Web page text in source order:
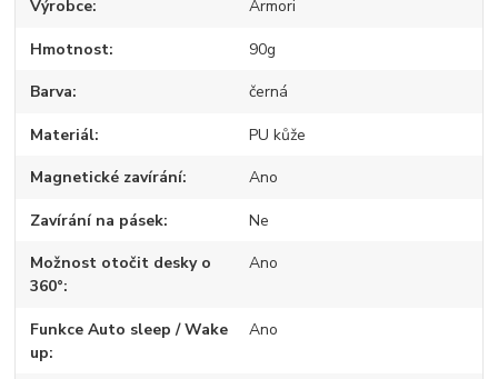
Výrobce Armori
Hmotnost 90g
Barva černá
Materiál PU kůže
Magnetické zavírání Ano
Zavírání na pásek Ne
Možnost otočit desky o
360°
Ano
Funkce Auto sleep / Wake
up
Ano